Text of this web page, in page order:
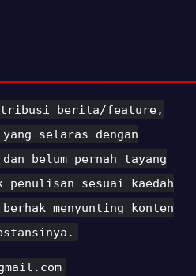
berita/feature,
selaras dengan
belum pernah tayang
sesuai kaedah
menyunting konten